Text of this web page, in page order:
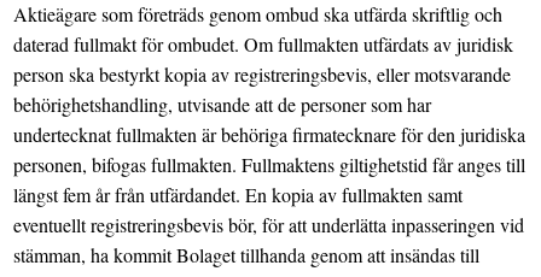
Aktieägare som företräds genom ombud ska utfärda skriftlig och
daterad fullmakt för ombudet. Om fullmakten utfärdats av juridisk
person ska bestyrkt kopia av registreringsbevis, eller motsvarande
behörighetshandling, utvisande att de personer som har
undertecknat fullmakten är behöriga firmatecknare för den juridiska
personen, bifogas fullmakten. Fullmaktens giltighetstid får anges till
längst fem år från utfärdandet. En kopia av fullmakten samt
eventuellt registreringsbevis bör, för att underlätta inpasseringen vid
stämman, ha kommit Bolaget tillhanda genom att insändas till